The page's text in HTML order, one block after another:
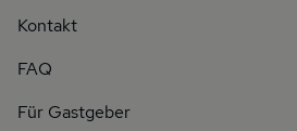
Kontakt
FAQ
Für Gastgeber